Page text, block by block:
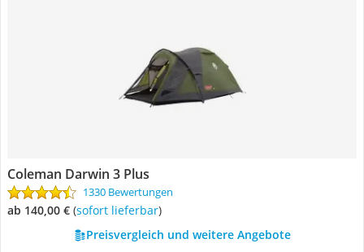
Coleman Darwin 3 Plus
1330 Bewertungen
ab 140,00 € ( Sofort lieferbar)
Preisvergleich und weitere Angebote